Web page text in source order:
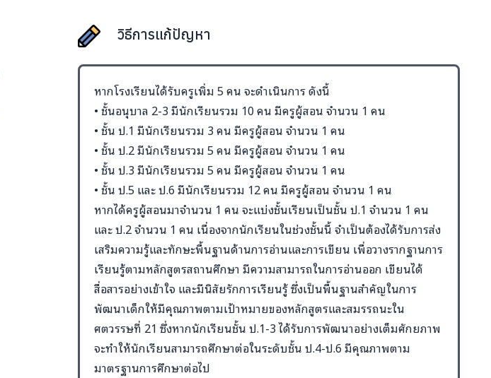
วิธีการแก้ปัญหา
หากโรงเรียนได้รับครูเพิ่ม 5 คน จะดำเนินการ ดังนี้
• ชั้นอนุบาล 2-3 มีนักเรียนรวม 10 คน มีครูผู้สอน จำนวน 1 คน
• ชั้น ป.1 มีนักเรียนรวม 3 คน มีครูผู้สอน จำนวน 1 คน
• ชั้น ป.2 มีนักเรียนรวม 5 คน มีครูผู้สอน จำนวน 1 คน
• ชั้น ป.3 มีนักเรียนรวม 5 คน มีครูผู้สอน จำนวน 1 คน
• ชั้น ป.5 และ ป.6 มีนักเรียนรวม 12 คน มีครูผู้สอน จำนวน 1 คน
หากได้ครูผู้สอนมาจำนวน 1 คน จะแบ่งชั้นเรียนเป็นชั้น ป.1 จำนวน 1 คน
และ ป.2 จำนวน 1 คน เนื่องจากนักเรียนในช่วงชั้นนี้ จำเป็นต้องได้รับการส่ง
เสริมความรู้และทักษะพื้นฐานด้านการอ่านและการเขียน เพื่อวางรากฐานการ
เรียนรู้ตามหลักสูตรสถานศึกษา มีความสามารถในการอ่านออก เขียนได้
สื่อสารอย่างเข้าใจ และมีนิสัยรักการเรียนรู้ ซึ่งเป็นพื้นฐานสำคัญในการ
พัฒนาเด็กให้มีคุณภาพตามเป้าหมายของหลักสูตรและสมรรถนะใน
ศตวรรษที่ 21 ซึ่งหากนักเรียนชั้น ป.1-3 ได้รับการพัฒนาอย่างเต็มศักยภาพ
จะทำให้นักเรียนสามารถศึกษาต่อในระดับชั้น ป.4-ป.6 มีคุณภาพตาม
มาตรฐานการศึกษาต่อไป